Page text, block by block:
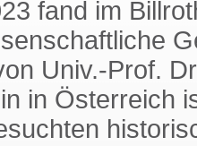
fand im
Univ.-Prof.
in Österreich